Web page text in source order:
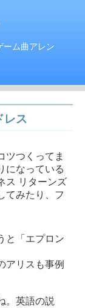
ーム曲アレン
レス
ツつくってま
になっている
ス リターンズ
てみたり、フ
と「エプロン
アリスも事例
。英語の説